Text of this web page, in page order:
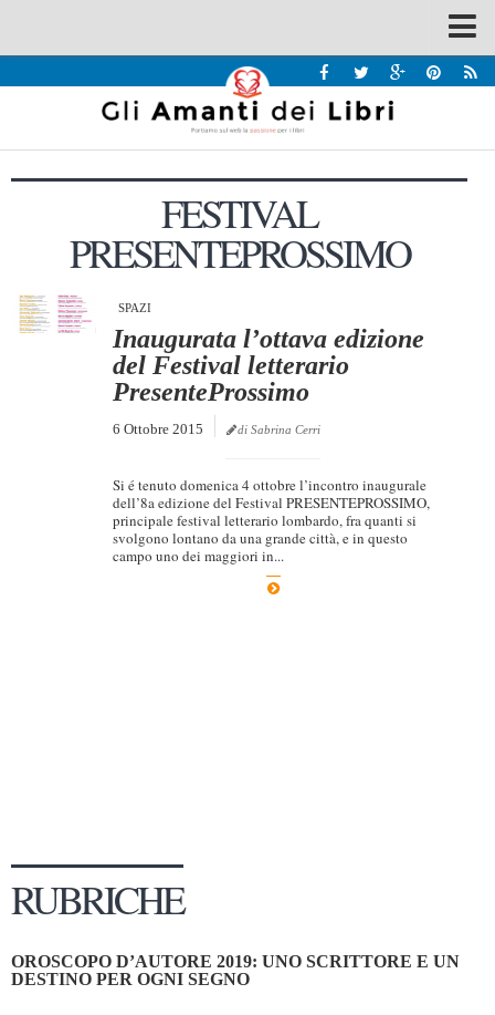
Recensioni
Interviste & Incontri
Home
Contatti
Dicono di Noi
Rassegna Stampa
Tabù Festival 2014
A Tutto Volume
Marketing
FESTIVAL
PRESENTEPROSSIMO
SPAZI
Inaugurata l’ottava edizione
del Festival letterario
PresenteProssimo
6 Ottobre 2015 di Sabrina Cerri
Si é tenuto domenica 4 ottobre l’incontro inaugurale
dell’8a edizione del Festival PRESENTEPROSSIMO,
principale festival letterario lombardo, fra quanti si
svolgono lontano da una grande città, e in questo
campo uno dei maggiori in...
RUBRICHE
OROSCOPO D’AUTORE 2019: UNO SCRITTORE E UN
DESTINO PER OGNI SEGNO